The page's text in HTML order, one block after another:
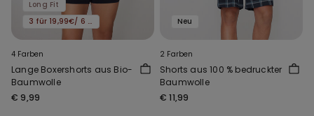
Long Fit
3 für 19,99€/ 6 für 29,99€
4 Farben
Lange Boxershorts aus Bio-
Baumwolle
€ 9,99
Neu
2 Farben
Shorts aus 100 % bedruckter
Baumwolle
€ 11,99